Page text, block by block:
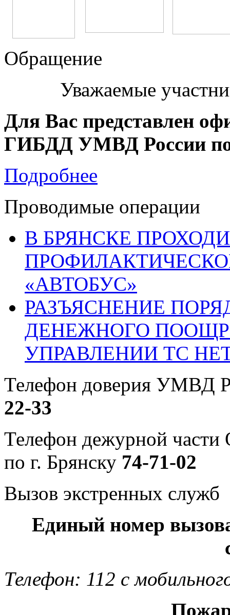
Обращение
Уважаемые
Для Вас представлен
ГИБДД УМВД России по
Подробнее
Проводимые операции
В БРЯНСКЕ
«АВТОБУС»
РАЗЪЯСНЕНИЕ
ДЕНЕЖНОГО
УПРАВЛЕНИИ ТС
Телефон доверия УМВД
22-33
Телефон дежурной
по г. Брянску 74-71-02
Вызов экстренных служб
Единый номер
Телефон: 112 с